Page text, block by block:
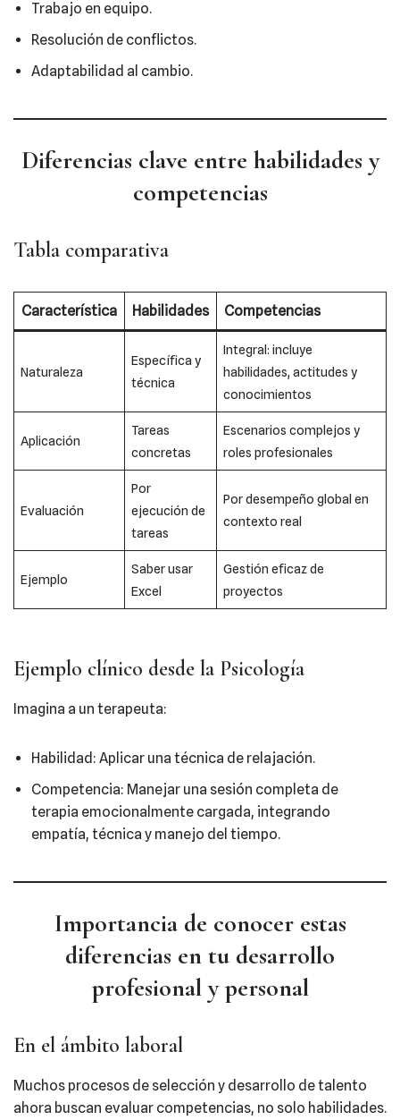
Trabajo en equipo.
Resolución de conflictos.
Adaptabilidad al cambio.
Diferencias clave entre habilidades y
competencias
Tabla comparativa
Característica Habilidades Competencias
Naturaleza
Específica y
técnica
Integral: incluye
habilidades, actitudes y
conocimientos
Aplicación
Tareas
concretas
Escenarios complejos y
roles profesionales
Evaluación
Por
ejecución de
tareas
Por desempeño global en
contexto real
Ejemplo
Saber usar
Excel
Gestión eficaz de
proyectos
Ejemplo clínico desde la Psicología
Imagina a un terapeuta:
Habilidad: Aplicar una técnica de relajación.
Competencia: Manejar una sesión completa de
terapia emocionalmente cargada, integrando
empatía, técnica y manejo del tiempo.
Importancia de conocer estas
diferencias en tu desarrollo
profesional y personal
En el ámbito laboral
Muchos procesos de selección y desarrollo de talento
ahora buscan evaluar competencias, no solo habilidades.